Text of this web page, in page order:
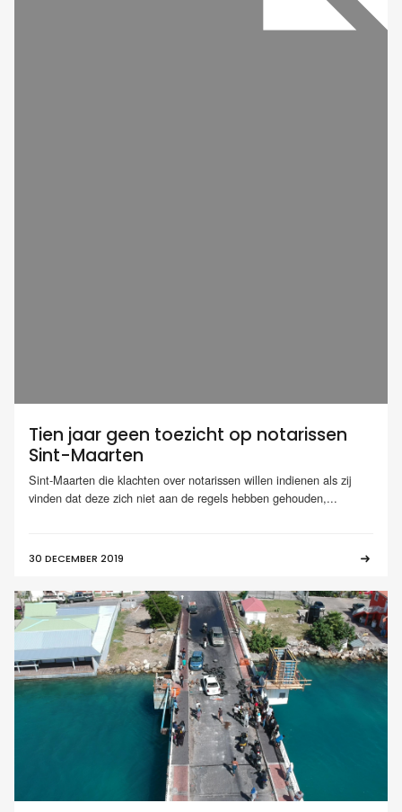
Tien jaar geen toezicht op notarissen
Sint-Maarten
Sint-Maarten die klachten over notarissen willen indienen als zij
vinden dat deze zich niet aan de regels hebben gehouden,...
30 DECEMBER 2019